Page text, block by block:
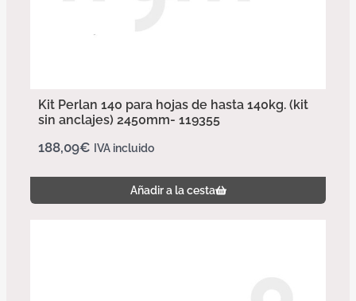
Kit Perlan 140 para hojas de hasta 140kg. (kit
sin anclajes) 2450mm- 119355
188,09€ IVA incluido
Añadir a la cesta